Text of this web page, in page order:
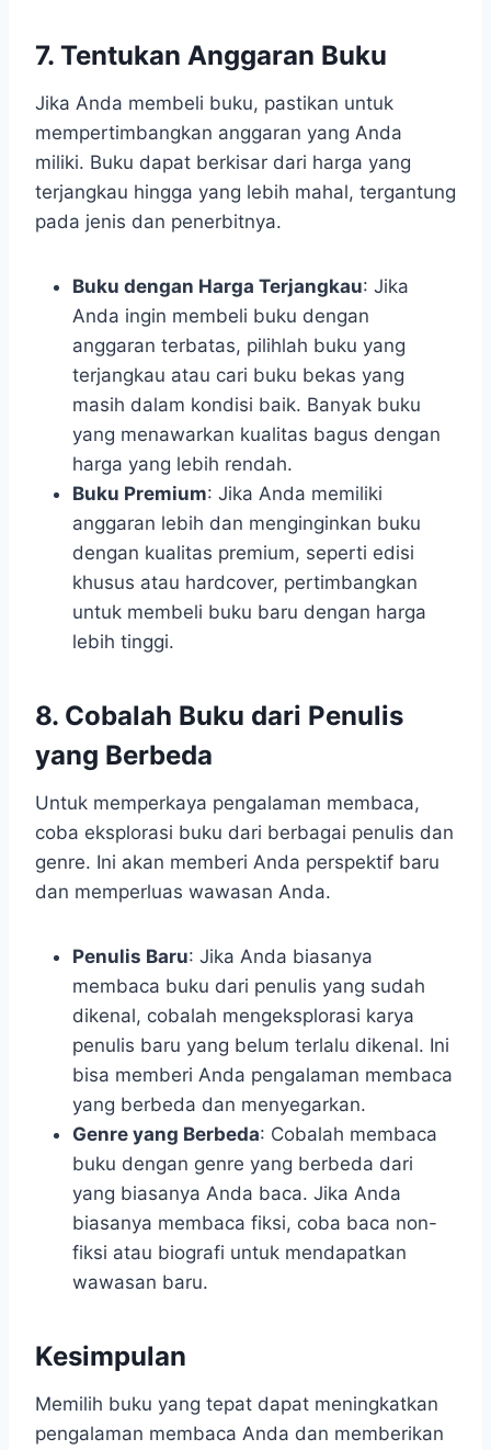
7. Tentukan Anggaran Buku
Jika Anda membeli buku, pastikan untuk
mempertimbangkan anggaran yang Anda
miliki. Buku dapat berkisar dari harga yang
terjangkau hingga yang lebih mahal, tergantung
pada jenis dan penerbitnya.
Buku dengan Harga Terjangkau: Jika
Anda ingin membeli buku dengan
anggaran terbatas, pilihlah buku yang
terjangkau atau cari buku bekas yang
masih dalam kondisi baik. Banyak buku
yang menawarkan kualitas bagus dengan
harga yang lebih rendah.
Buku Premium: Jika Anda memiliki
anggaran lebih dan menginginkan buku
dengan kualitas premium, seperti edisi
khusus atau hardcover, pertimbangkan
untuk membeli buku baru dengan harga
lebih tinggi.
8. Cobalah Buku dari Penulis
yang Berbeda
Untuk memperkaya pengalaman membaca,
coba eksplorasi buku dari berbagai penulis dan
genre. Ini akan memberi Anda perspektif baru
dan memperluas wawasan Anda.
Penulis Baru: Jika Anda biasanya
membaca buku dari penulis yang sudah
dikenal, cobalah mengeksplorasi karya
penulis baru yang belum terlalu dikenal. Ini
bisa memberi Anda pengalaman membaca
yang berbeda dan menyegarkan.
Genre yang Berbeda: Cobalah membaca
buku dengan genre yang berbeda dari
yang biasanya Anda baca. Jika Anda
biasanya membaca fiksi, coba baca non-
fiksi atau biografi untuk mendapatkan
wawasan baru.
Kesimpulan
Memilih buku yang tepat dapat meningkatkan
pengalaman membaca Anda dan memberikan